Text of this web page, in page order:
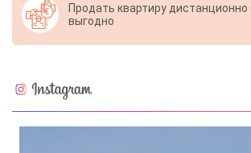
Продать квартиру дистанционно
выгодно